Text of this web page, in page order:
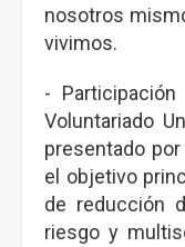
nosotros
vivimos.
-
Voluntariado
presentado
el objetivo
de reducción
riesgo y